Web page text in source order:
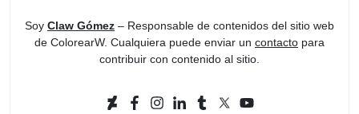
Soy Claw Gómez – Responsable de contenidos del sitio web
de ColorearW. Cualquiera puede enviar un contacto para
contribuir con contenido al sitio.